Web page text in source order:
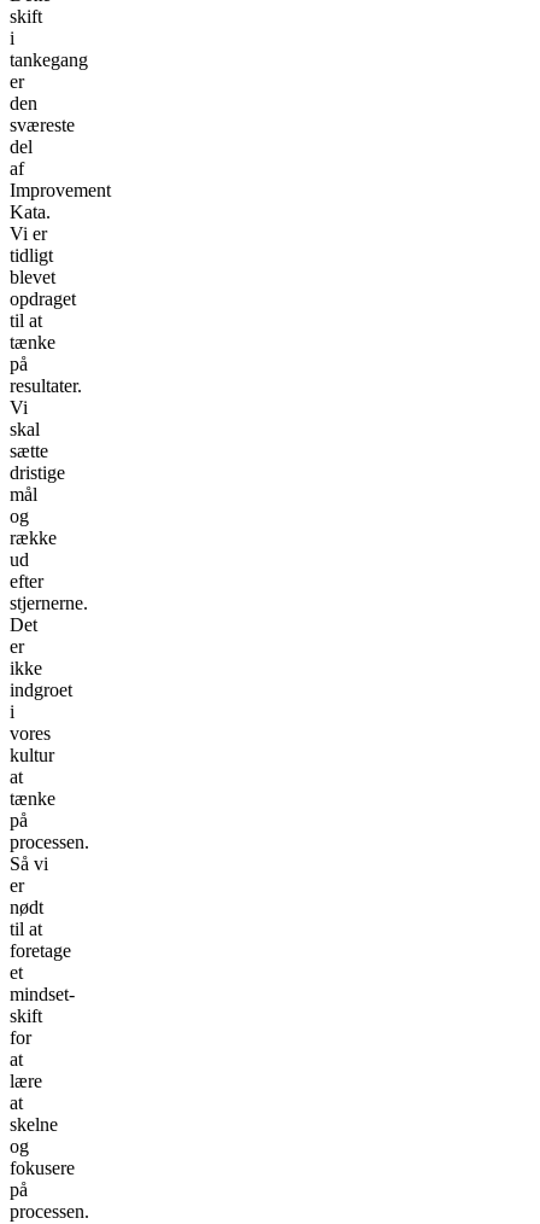
skift
i
tankegang
er
den
sværeste
del
af
Improvement
Kata.
Vi er
tidligt
blevet
opdraget
til at
tænke
på
resultater.
Vi
skal
sætte
dristige
mål
og
række
ud
efter
stjernerne.
Det
er
ikke
indgroet
i
vores
kultur
at
tænke
på
processen.
Så vi
er
nødt
til at
foretage
et
mindset-
skift
for
at
lære
at
skelne
og
fokusere
på
processen.